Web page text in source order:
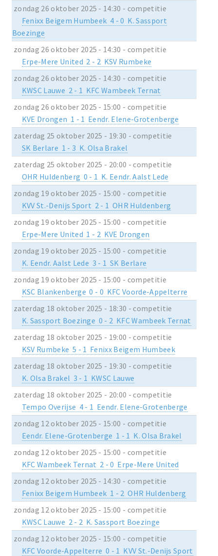
zondag 26 oktober 2025 - 14:30 - competitie
Fenixx Beigem Humbeek 4 - 0 K. Sassport
Boezinge
zondag 26 oktober 2025 - 14:30 - competitie
Erpe-Mere United 2 - 2 KSV Rumbeke
zondag 26 oktober 2025 - 14:30 - competitie
KWSC Lauwe 2 - 1 KFC Wambeek Ternat
zondag 26 oktober 2025 - 15:00 - competitie
KVE Drongen 1 - 1 Eendr. Elene-Grotenberge
zaterdag 25 oktober 2025 - 19:30 - competitie
SK Berlare 1 - 3 K. Olsa Brakel
zaterdag 25 oktober 2025 - 20:00 - competitie
OHR Huldenberg 0 - 1 K. Eendr. Aalst Lede
zondag 19 oktober 2025 - 15:00 - competitie
KVV St.-Denijs Sport 2 - 1 OHR Huldenberg
zondag 19 oktober 2025 - 15:00 - competitie
Erpe-Mere United 1 - 2 KVE Drongen
zondag 19 oktober 2025 - 15:00 - competitie
K. Eendr. Aalst Lede 3 - 1 SK Berlare
zondag 19 oktober 2025 - 15:00 - competitie
KSC Blankenberge 0 - 0 KFC Voorde-Appelterre
zaterdag 18 oktober 2025 - 18:30 - competitie
K. Sassport Boezinge 0 - 2 KFC Wambeek Ternat
zaterdag 18 oktober 2025 - 19:00 - competitie
KSV Rumbeke 5 - 1 Fenixx Beigem Humbeek
zaterdag 18 oktober 2025 - 19:30 - competitie
K. Olsa Brakel 3 - 1 KWSC Lauwe
zaterdag 18 oktober 2025 - 20:00 - competitie
Tempo Overijse 4 - 1 Eendr. Elene-Grotenberge
zondag 12 oktober 2025 - 15:00 - competitie
Eendr. Elene-Grotenberge 1 - 1 K. Olsa Brakel
zondag 12 oktober 2025 - 15:00 - competitie
KFC Wambeek Ternat 2 - 0 Erpe-Mere United
zondag 12 oktober 2025 - 14:30 - competitie
Fenixx Beigem Humbeek 1 - 2 OHR Huldenberg
zondag 12 oktober 2025 - 15:00 - competitie
KWSC Lauwe 2 - 2 K. Sassport Boezinge
zondag 12 oktober 2025 - 15:00 - competitie
KFC Voorde-Appelterre 0 - 1 KVV St.-Denijs Sport